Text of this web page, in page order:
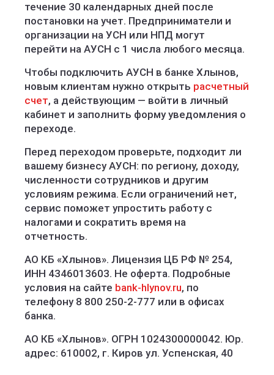
течение 30 календарных дней после
постановки на учет. Предприниматели и
организации на УСН или НПД могут
перейти на АУСН с 1 числа любого месяца.
Чтобы подключить АУСН в банке Хлынов,
новым клиентам нужно открыть расчетный
счет, а действующим — войти в личный
кабинет и заполнить форму уведомления о
переходе.
Перед переходом проверьте, подходит ли
вашему бизнесу АУСН: по региону, доходу,
численности сотрудников и другим
условиям режима. Если ограничений нет,
сервис поможет упростить работу с
налогами и сократить время на
отчетность.
АО КБ «Хлынов». Лицензия ЦБ РФ № 254,
ИНН 4346013603. Не оферта. Подробные
условия на сайте bank-hlynov.ru, по
телефону 8 800 250-2-777 или в офисах
банка.
АО КБ «Хлынов». ОГРН 1024300000042. Юр.
адрес: 610002, г. Киров ул. Успенская, 40